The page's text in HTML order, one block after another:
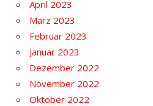
April 2023
März 2023
Februar 2023
Januar 2023
Dezember 2022
November 2022
Oktober 2022